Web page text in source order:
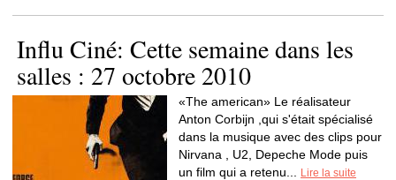
Influ Ciné: Cette semaine dans les
salles : 27 octobre 2010
«The american» Le réalisateur
Anton Corbijn ,qui s'était spécialisé
dans la musique avec des clips pour
Nirvana , U2, Depeche Mode puis
un film qui a retenu...
Lire la suite